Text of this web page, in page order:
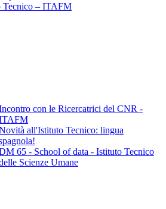
Tecnico – ITAFM
con le Ricercatrici del CNR -
all'Istituto Tecnico: lingua
65 - School of data - Istituto Tecnico
Scienze Umane